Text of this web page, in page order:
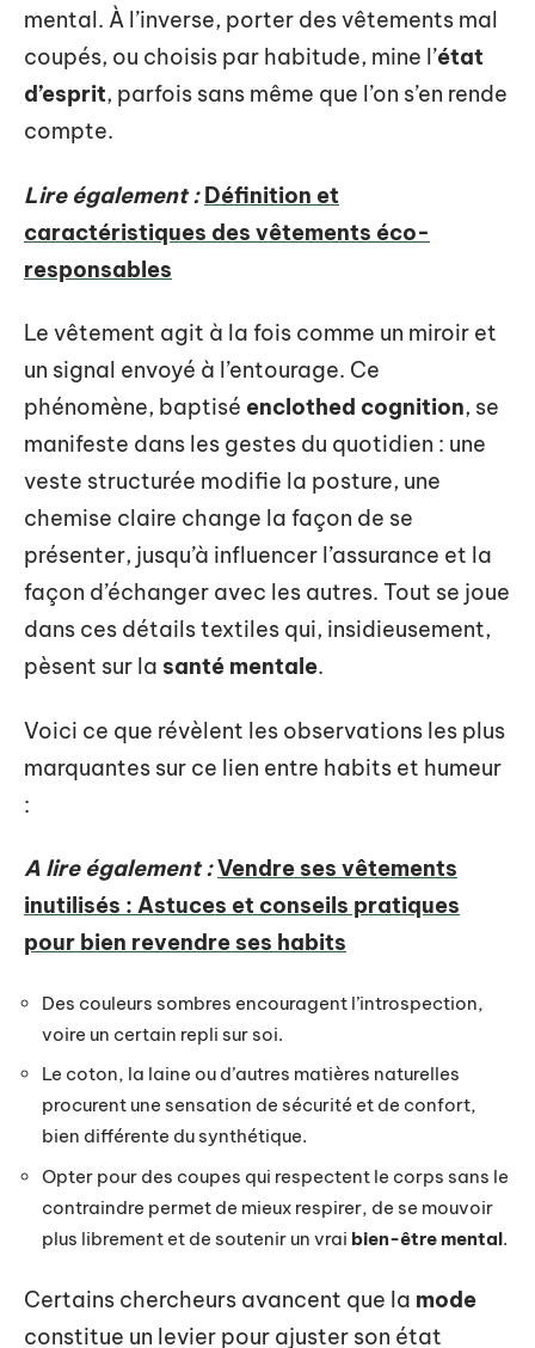
mental. À l’inverse, porter des vêtements mal
coupés, ou choisis par habitude, mine l’état
d’esprit, parfois sans même que l’on s’en rende
compte.
Lire également : Définition et
caractéristiques des vêtements éco-
responsables
Le vêtement agit à la fois comme un miroir et
un signal envoyé à l’entourage. Ce
phénomène, baptisé enclothed cognition, se
manifeste dans les gestes du quotidien : une
veste structurée modifie la posture, une
chemise claire change la façon de se
présenter, jusqu’à influencer l’assurance et la
façon d’échanger avec les autres. Tout se joue
dans ces détails textiles qui, insidieusement,
pèsent sur la santé mentale.
Voici ce que révèlent les observations les plus
marquantes sur ce lien entre habits et humeur
:
A lire également :Vendre ses vêtements
inutilisés : Astuces et conseils pratiques
pour bien revendre ses habits
Des couleurs sombres encouragent l’introspection,
voire un certain repli sur soi.
Le coton, la laine ou d’autres matières naturelles
procurent une sensation de sécurité et de confort,
bien différente du synthétique.
Opter pour des coupes qui respectent le corps sans le
contraindre permet de mieux respirer, de se mouvoir
plus librement et de soutenir un vrai bien-être mental.
Certains chercheurs avancent que la mode
constitue un levier pour ajuster son état